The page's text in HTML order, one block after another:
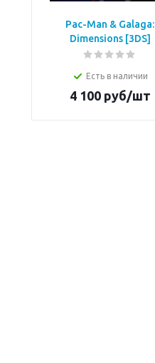
Pac-Man & Galaga:
Dimensions [3DS]
Есть в наличии
4 100руб/шт